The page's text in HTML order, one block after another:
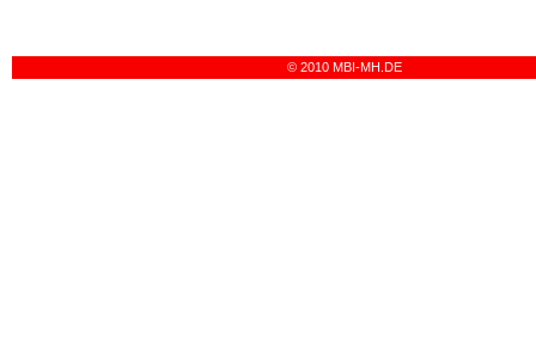
© 2010 MBI-MH.DE